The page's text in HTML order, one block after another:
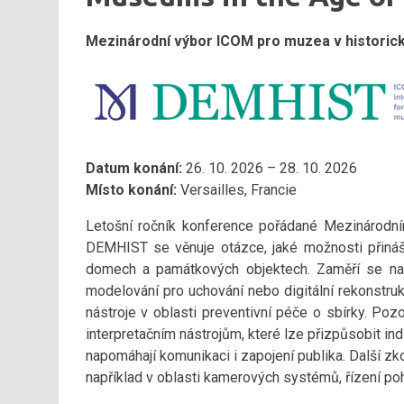
Mezinárodní výbor ICOM pro muzea v
Datum konání: 26. 10. 2026 – 28. 10. 2026
Místo konání: Versailles, Francie
Letošní ročník konference pořádané
DEMHIST se věnuje otázce, jaké možnosti
domech a památkových objektech. Zaměří se
modelování pro uchování nebo digitální
nástroje v oblasti preventivní péče o sbírky.
interpretačním nástrojům, které lze přizpůsobit
napomáhají komunikaci i zapojení publika. Další
například v oblasti kamerových systémů, řízení